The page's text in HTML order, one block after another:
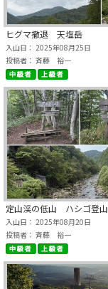
ヒグマ撤退 天塩岳
入山日： 2025年08月25日
投稿者： 斉藤 裕一
定山渓の低山 ハシゴ登山
入山日： 2025年08月20日
投稿者： 斉藤 裕一